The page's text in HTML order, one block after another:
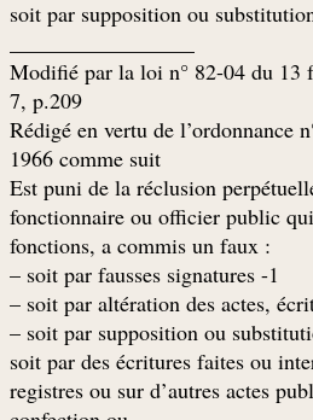
.(1) Modifié par la loi n° 82-04 du
7, p.209
: Rédigé en vertu de l’ordonnance
1966 comme suit
– Est puni de la réclusion
fonctionnaire ou officier public
: fonctions, a commis un faux
1- soit par fausses signatures –
4- soit par des écritures faites ou
registres ou sur d’autres actes